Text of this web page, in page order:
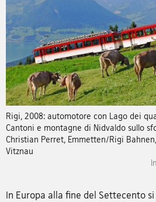
Rigi, 2008: automotore con Lago dei
Cantoni e montagne di Nidvaldo sullo
Christian Perret, Emmetten/Rigi Bahnen,
Vitznau
In Europa alla fine del Settecento